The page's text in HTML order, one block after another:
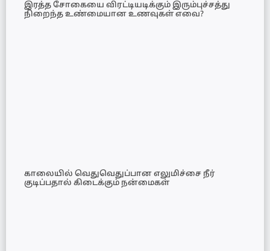
இரத்த சோகையை விரட்டியடிக்கும் இரும்புச்சத்து
நிறைந்த உண்மையான உணவுகள் எவை?
காலையில் வெதுவெதுப்பான எலுமிச்சை நீர்
குடிப்பதால் கிடைக்கும் நன்மைகள்